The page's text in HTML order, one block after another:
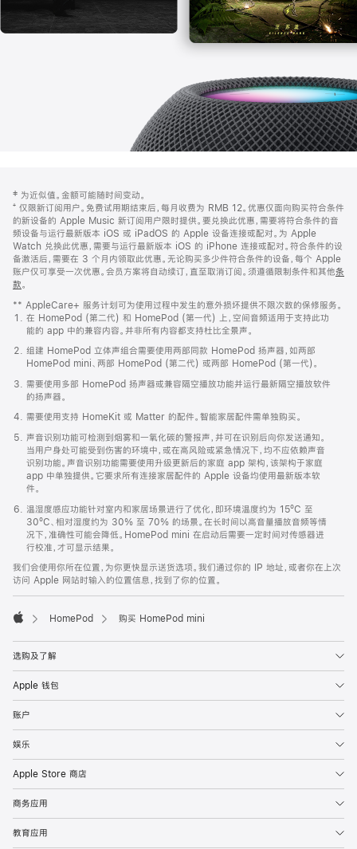
页
页
脚
注
‡ 为近似值。金额可能随时间变动。
⁺ 仅限新订阅用户。免费试用期结束后，每月收费为 RMB 12。优惠仅面向购买符合条件
的新设备的 Apple Music 新订阅用户限时提供。要兑换此优惠，需要将符合条件的音
频设备与运行最新版本 iOS 或 iPadOS 的 Apple 设备连接或配对。为 Apple
Watch 兑换此优惠，需要与运行最新版本 iOS 的 iPhone 连接或配对。符合条件的设
备激活后，需要在 3 个月内领取此优惠。无论购买多少件符合条件的设备，每个 Apple
账户仅可享受一次优惠。会员方案将自动续订，直至取消订阅。须遵循限制条件和其他条
款。
窗
口
中
打
开)
** AppleCare+ 服务计划可为使用过程中发生的意外损坏提供不限次数的保修服务。
在 HomePod (第二代) 和 HomePod (第一代) 上，空间音频适用于支持此功
能的 app 中的兼容内容。并非所有内容都支持杜比全景声。
组建 HomePod 立体声组合需要使用两部同款 HomePod 扬声器，如两部
HomePod mini、两部 HomePod (第二代) 或两部 HomePod (第一代)。
需要使用多部 HomePod 扬声器或兼容隔空播放功能并运行最新隔空播放软件
的扬声器。
需要使用支持 HomeKit 或 Matter 的配件。智能家居配件需单独购买。
声音识别功能可检测到烟雾和一氧化碳的警报声，并可在识别后向你发送通知。
当用户身处可能受到伤害的环境中，或在高风险或紧急情况下，均不应依赖声音
识别功能。声音识别功能需要使用升级更新后的家庭 app 架构，该架构于家庭
app 中单独提供。它要求所有连接家居配件的 Apple 设备均使用最新版本软
件。
温湿度感应功能针对室内和家居场景进行了优化，即环境温度约为 15ºC 至
30ºC、相对湿度约为 30% 至 70% 的场景。在长时间以高音量播放音频等情
况下，准确性可能会降低。HomePod mini 在启动后需要一定时间对传感器进
行校准，才可显示结果。
我们会使用你所在位置，为你更快显示送货选项。我们通过你的 IP 地址，或者你在上次
访问 Apple 网站时输入的位置信息，找到了你的位置。
HomePod 购买 HomePod mini
选购及了解
Apple 钱包
账户
娱乐
Apple Store 商店
商务应用
教育应用